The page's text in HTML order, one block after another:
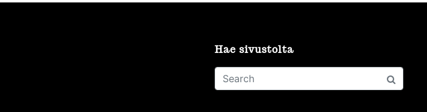
Hae sivustolta